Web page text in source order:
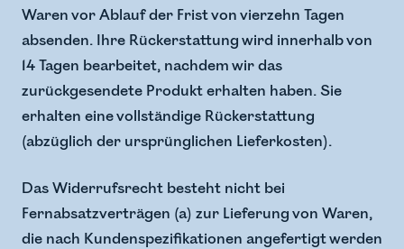
Waren vor Ablauf der Frist von vierzehn Tagen
absenden. Ihre Rückerstattung wird innerhalb von
14 Tagen bearbeitet, nachdem wir das
zurückgesendete Produkt erhalten haben. Sie
erhalten eine vollständige Rückerstattung
(abzüglich der ursprünglichen Lieferkosten).
Das Widerrufsrecht besteht nicht bei
Fernabsatzverträgen (a) zur Lieferung von Waren,
die nach Kundenspezifikationen angefertigt werden